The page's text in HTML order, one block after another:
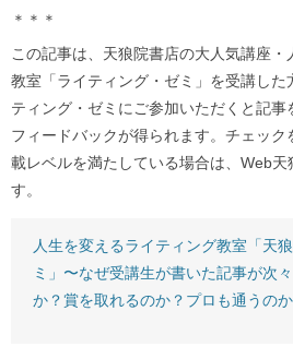
＊＊＊
この記事は、天狼院書店の大人気講座
教室「ライティング・ゼミ」を受講した
ティング・ゼミにご参加いただくと記
フィードバックが得られます。チェッ
載レベルを満たしている場合は、Web天
す。
人生を変えるライティング教室「天
ミ」〜なぜ受講生が書いた記事が次
か？賞を取れるのか？プロも通うの